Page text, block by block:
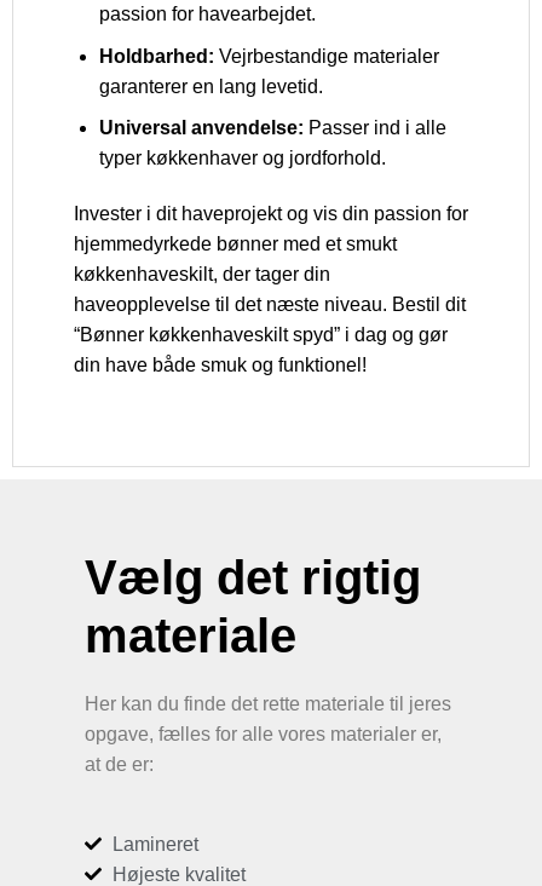
passion for havearbejdet.
Holdbarhed: Vejrbestandige materialer
garanterer en lang levetid.
Universal anvendelse: Passer ind i alle
typer køkkenhaver og jordforhold.
Invester i dit haveprojekt og vis din passion for
hjemmedyrkede bønner med et smukt
køkkenhaveskilt, der tager din
haveopplevelse til det næste niveau. Bestil dit
“Bønner køkkenhaveskilt spyd” i dag og gør
din have både smuk og funktionel!
Vælg det rigtig
materiale
Her kan du finde det rette materiale til jeres
opgave, fælles for alle vores materialer er,
at de er:
Lamineret
Højeste kvalitet